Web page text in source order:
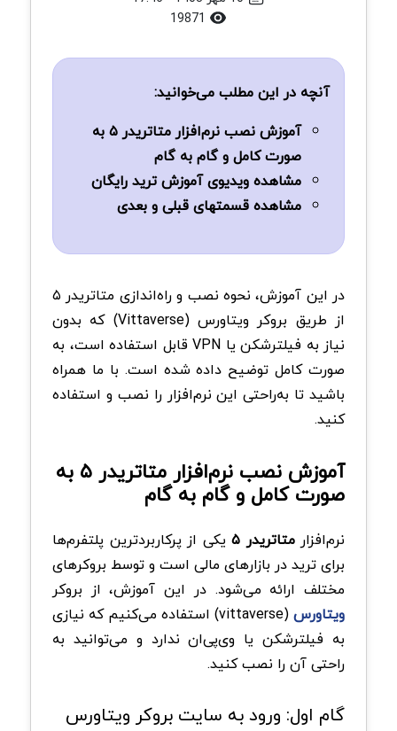
آنچه در این مطلب می‌خوانید:
آموزش نصب نرم‌افزار متاتریدر ۵ به‌
صورت کامل و گام به گام
مشاهده ویديوی آموزش ترید رایگان
مشاهده قسمتهای قبلی و بعدی
در این آموزش، نحوه نصب و راه‌اندازی متاتریدر ۵
از طریق بروکر ویتاورس (Vittaverse) که بدون
نیاز به فیلترشکن یا VPN قابل استفاده است، به
صورت کامل توضیح داده شده است. با ما همراه
باشید تا به‌راحتی این نرم‌افزار را نصب و استفاده
کنید.
آموزش نصب نرم‌افزار متاتریدر ۵ به‌
صورت کامل و گام به گام
نرم‌افزارمتاتریدر ۵
یکی از پرکاربردترین پلتفرم‌ها
برای ترید در بازارهای مالی است و توسط بروکرهای
مختلف ارائه می‌شود. در این آموزش، از بروکر
ویتاورس
(vittaverse) استفاده می‌کنیم که نیازی
به فیلترشکن یا وی‌پی‌ان ندارد و می‌توانید به
راحتی آن را نصب کنید.
گام اول: ورود به سایت بروکر ویتاورس